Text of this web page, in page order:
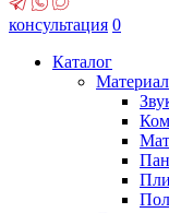
консультация 0
Каталог